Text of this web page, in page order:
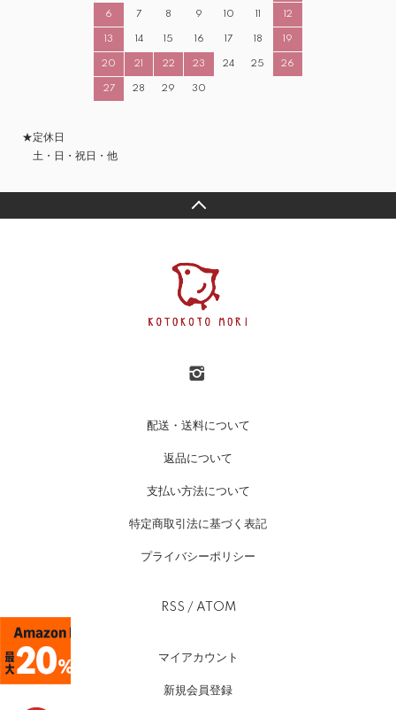
6 7 8 9 10 11 12
13 14 15 16 17 18 19
20 21 22 23 24 25 26
27 28 29 30
★定休日
土・日・祝日・他
配送・送料について
返品について
支払い方法について
特定商取引法に基づく表記
プライバシーポリシー
RSS / ATOM
マイアカウント
新規会員登録